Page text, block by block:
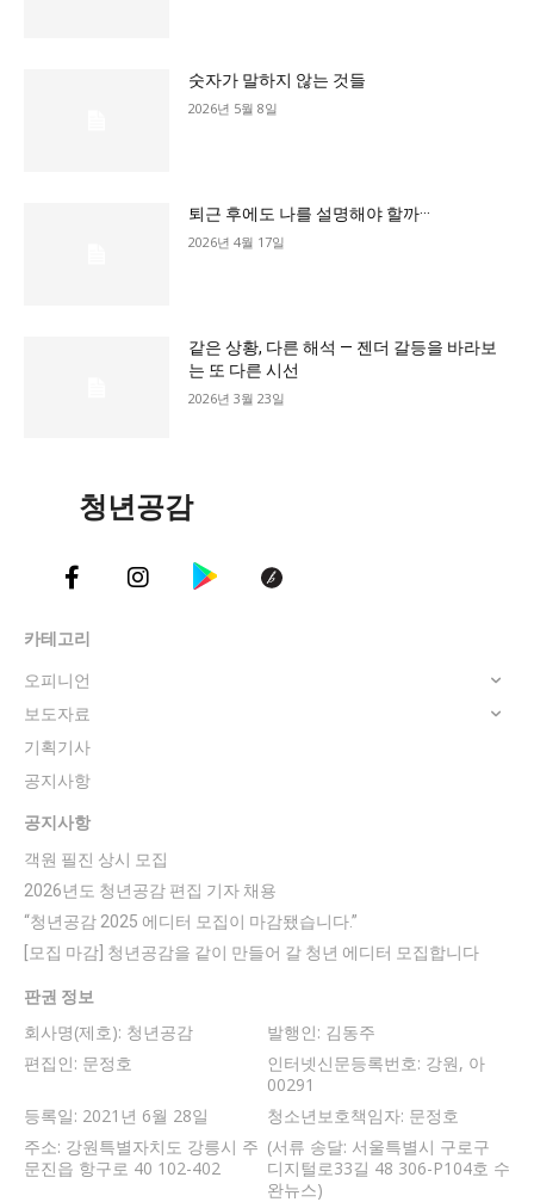
교육일반
교육부
숫자가 말하지 않는 것들
2026년 5월 8일
퇴근 후에도 나를 설명해야 할까···
2026년 4월 17일
같은 상황, 다른 해석 — 젠더 갈등을 바라보
는 또 다른 시선
2026년 3월 23일
청년공감
카테고리
오피니언
보도자료
기획기사
공지사항
공지사항
객원 필진 상시 모집
2026년도 청년공감 편집 기자 채용
“청년공감 2025 에디터 모집이 마감됐습니다.”
[모집 마감] 청년공감을 같이 만들어 갈 청년 에디터 모집합니다
판권 정보
회사명(제호): 청년공감
발행인: 김동주
편집인: 문정호
인터넷신문등록번호: 강원, 아
00291
등록일: 2021년 6월 28일
청소년보호책임자: 문정호
주소: 강원특별자치도 강릉시 주
문진읍 항구로 40 102-402
(서류 송달: 서울특별시 구로구
디지털로33길 48 306-P104호 수
완뉴스)